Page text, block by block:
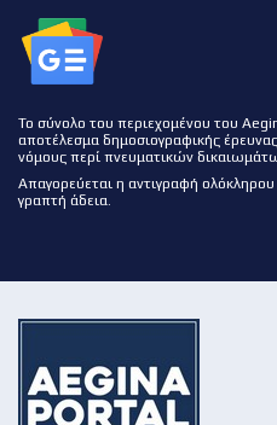
Το σύνολο του περιεχομένου του
αποτέλεσμα δημοσιογραφικής
νόμους περί πνευματικών
Απαγορεύεται η αντιγραφή
γραπτή άδεια.